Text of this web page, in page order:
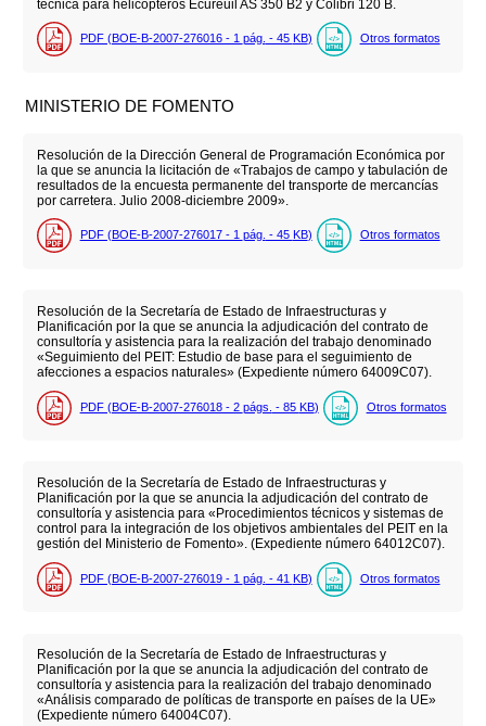
técnica para helicópteros Ecureuil AS 350 B2 y Colibri 120 B.
PDF (BOE-B-2007-276016 - 1 pág. - 45 KB) Otros formatos
MINISTERIO DE FOMENTO
Resolución de la Dirección General de Programación Económica por
la que se anuncia la licitación de «Trabajos de campo y tabulación de
resultados de la encuesta permanente del transporte de mercancías
por carretera. Julio 2008-diciembre 2009».
PDF (BOE-B-2007-276017 - 1 pág. - 45 KB) Otros formatos
Resolución de la Secretaría de Estado de Infraestructuras y
Planificación por la que se anuncia la adjudicación del contrato de
consultoría y asistencia para la realización del trabajo denominado
«Seguimiento del PEIT: Estudio de base para el seguimiento de
afecciones a espacios naturales» (Expediente número 64009C07).
PDF (BOE-B-2007-276018 - 2 págs. - 85 KB) Otros formatos
Resolución de la Secretaría de Estado de Infraestructuras y
Planificación por la que se anuncia la adjudicación del contrato de
consultoría y asistencia para «Procedimientos técnicos y sistemas de
control para la integración de los objetivos ambientales del PEIT en la
gestión del Ministerio de Fomento». (Expediente número 64012C07).
PDF (BOE-B-2007-276019 - 1 pág. - 41 KB) Otros formatos
Resolución de la Secretaría de Estado de Infraestructuras y
Planificación por la que se anuncia la adjudicación del contrato de
consultoría y asistencia para la realización del trabajo denominado
«Análisis comparado de políticas de transporte en países de la UE»
(Expediente número 64004C07).